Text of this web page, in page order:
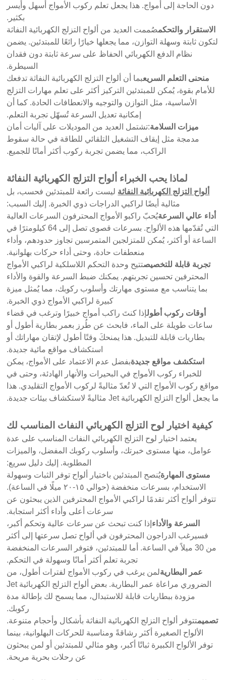
دون الحاجة إلى أمواج. هذا يجعل تعلم ركوب الأمواج أسهل وأيسر
بكثير.
الاستقرار والتحكمصُممت العديد من ألواح التزلج الكهربائية النفاثة
لتكون ثابتة وسهلة التوازن، مما يجعلها خيارًا رائعًا للمبتدئين. يضمن
نظام الدفع الكهربائي الحفاظ على سرعة ثابتة دون فقدان
السيطرة.
منحنى التعلم السريعبما أن ألواح التزلج الكهربائية النفاثة تدفعك
للأمام بقوة، يُمكن للمبتدئين التركيز أكثر على تعلم مهارات التزلج
الأساسية، مثل التوازن والتوجيه والانعطافات الحادة. كما أن
إمكانية تعديل السرعة تُسهّل تجربة التعلم.
ميزات السلامة:تشتمل العديد من الموديلات على آليات أمان
مدمجة مثل إيقاف التشغيل التلقائي للطاقة في حالة سقوط
الراكب، مما يضمن تجربة ركوب أكثر أمانًا للجميع.
لماذا يحب الخبراء ألواح التزلج الكهربائية النفاثة
ألواح التزلج الكهربائية النفاثة ليست رائعة للمبتدئين فحسب، بل
مثالية أيضًا لراكبي الدراجات ذوي الخبرة. إليك السبب:
أداء عالي السرعةيُحبّ راكبو الأمواج المحترفون السرعات العالية
التي تُقدّمها هذه الألواح. بسرعات قصوى تصل إلى 64 كيلومترًا في
الساعة أو أكثر، يُمكن للمتزلجين المتمرسين تجاوز حدودهم، وأداء
منعطفات حادة، وحتى أداء حركات بهلوانية.
تجربة قابلة للتخصيصتتيح وحدة التحكم اللاسلكية لراكبي الأمواج
المحترفين تحسين تجربتهم. يمكنك ضبط السرعة والقوة والأداء
بما يتناسب مع مستوى مهارتك وأسلوب ركوبك، مما يُمثل ميزة
كبيرة لراكبي الأمواج ذوي الخبرة.
أوقات ركوب أطولإذا كنتَ راكب أمواج خبيرًا وترغب في قضاء
ساعات طويلة على الماء، فابحث عن طُرز بعمر بطارية أطول أو
بطاريات قابلة للتبديل. هذا يمنحكَ وقتًا أطول لإتقان مهاراتك أو
استكشاف مواقع مائية جديدة.
استكشف مواقع جديدةبفضل عدم الاعتماد على الأمواج، يمكن
للخبراء ركوب الأمواج في البحيرات والأنهار الهادئة، وحتى في
مواقع ركوب الأمواج التي لا تُعدّ مثاليةً لركوب الأمواج التقليدي. هذا
ما يجعل ألواح التزلج الكهربائية Jet مثاليةً لاستكشاف بيئات جديدة.
كيفية اختيار لوح التزلج الكهربائي النفاث المناسب لك
يعتمد اختيار لوح التزلج الكهربائي النفاث المناسب على عدة
عوامل، منها مستوى خبرتك، وأسلوب ركوبك المفضل، والميزات
المطلوبة. إليك دليل سريع:
مستوى المهارةيُنصح المبتدئين باختيار ألواح توفر الثبات وسهولة
الاستخدام، بسرعات منخفضة (حوالي ١٥-٢٠ ميلًا في الساعة).
تتوفر ألواح أكثر تقدمًا لراكبي الأمواج المحترفين الذين يبحثون عن
سرعات أعلى وأداء أكثر استجابة.
السرعة والأداء إذا كنت تبحث عن سرعات عالية وتحكم أكبر،
فسيرغب الدراجون المحترفون في ألواح تصل سرعتها إلى أكثر
من 30 ميلاً في الساعة. أما للمبتدئين، فتوفر السرعات المنخفضة
تجربة تعلم أكثر أمانًا وسهولة في التحكم.
عمر البطاريةلمن يرغب في ركوب الأمواج لفترات أطول، من
الضروري مراعاة عمر البطارية. بعض ألواح التزلج الكهربائية Jet
مزودة ببطاريات قابلة للاستبدال، مما يسمح لك بإطالة مدة
ركوبك.
تصميمتتوفر ألواح التزلج الكهربائية النفاثة بأشكال وأحجام متنوعة.
الألواح الصغيرة أكثر رشاقةً ومناسبة للحركات البهلوانية، بينما
توفر الألواح الكبيرة ثباتًا أكبر، وهو مثالي للمبتدئين أو لمن يبحثون
عن رحلات بحرية مريحة.